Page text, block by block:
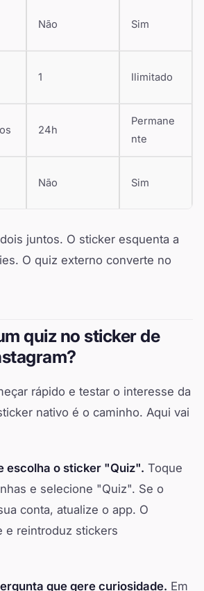
Não Sim
1 Ilimitado
24h
Permane
nte
Não Sim
juntos. O sticker esquenta a
O quiz externo converte no
quiz no sticker de
rápido e testar o interesse da
nativo é o caminho. Aqui vai
escolha o sticker "Quiz". Toque
e selecione "Quiz". Se o
conta, atualize o app. O
e reintroduz stickers
que gere curiosidade. Em